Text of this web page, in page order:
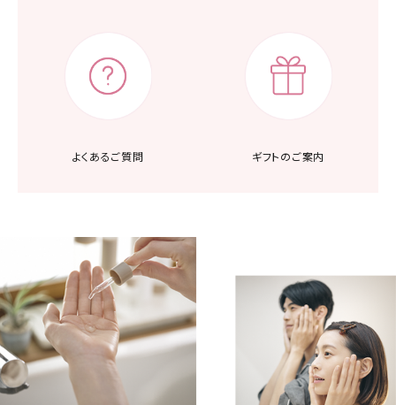
よくあるご質問 ギフトのご案内